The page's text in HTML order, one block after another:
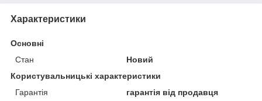
Характеристики
Основні
Стан
Новий
Користувальницькі характеристики
Гарантія
гарантія від продавця